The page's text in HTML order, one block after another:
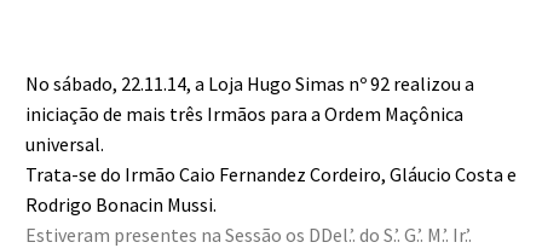
No sábado, 22.11.14, a Loja Hugo Simas nº 92 realizou a
iniciação de mais três Irmãos para a Ordem Maçônica
universal.
Trata-se do Irmão Caio Fernandez Cordeiro, Gláucio Costa e
Rodrigo Bonacin Mussi.
Estiveram presentes na Sessão os DDel.’. do S.’. G.’. M.’. Ir.’.